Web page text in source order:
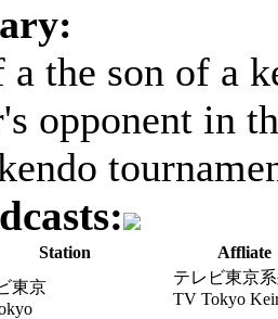
the son of a
opponent in
Station
Affliate
東京
テレビ東京
TV Tokyo